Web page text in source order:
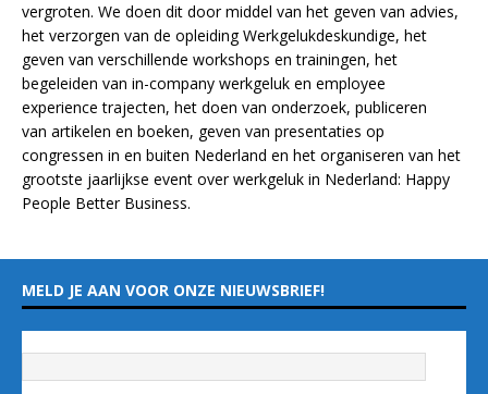
vergroten. We doen dit door middel van het geven van advies,
het verzorgen van de opleidingWerkgelukdeskundige, het
geven van verschillende workshops en trainingen, het
begeleiden van in-company werkgeluk en employee
experiencetrajecten, het doen van onderzoek, publiceren
van artikelen en boeken, geven van presentaties op
congressen in en buiten Nederland en het organiseren van het
grootste jaarlijkse event over werkgeluk in Nederland: Happy
People Better Business.
MELD JE AAN VOOR ONZE NIEUWSBRIEF!